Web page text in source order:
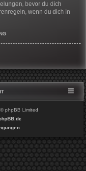
bevor du dich
wenn du dich in
phpBB Limited